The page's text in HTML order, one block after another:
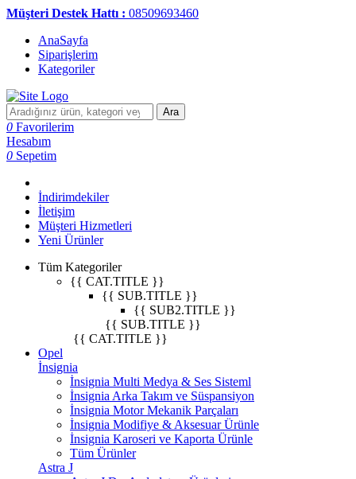
Müşteri Destek Hattı : 08509693460
AnaSayfa
Siparişlerim
Kategoriler
Ara
0 Favorilerim
Hesabım
0 Sepetim
İndirimdekiler
İletişim
Müşteri Hizmetleri
Yeni Ürünler
Tüm Kategoriler
{{ CAT.TITLE }}
{{ SUB.TITLE }}
{{ SUB2.TITLE }}
{{ SUB.TITLE }}
{{ CAT.TITLE }}
Opel
İnsignia
İnsignia Multi Medya & Ses Sisteml
İnsignia Arka Takım ve Süspansiyon
İnsignia Motor Mekanik Parçaları
İnsignia Modifiye & Aksesuar Ürünle
İnsignia Karoseri ve Kaporta Ürünle
Tüm Ürünler
Astra J